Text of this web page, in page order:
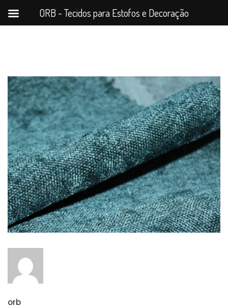
orb
ORB - Tecidos para Estofos e Decoração